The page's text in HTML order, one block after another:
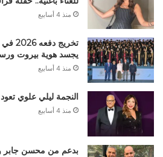
منذ 4 أسابيع
يجسد هوية بيروت
منذ 4 أسابيع
النجمة ليلي علوي
منذ 4 أسابيع
بدعم من محسن جابر